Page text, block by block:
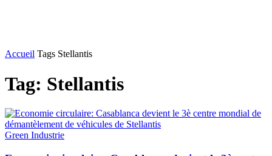
Accueil Tags Stellantis
Tag: Stellantis
Green Industrie